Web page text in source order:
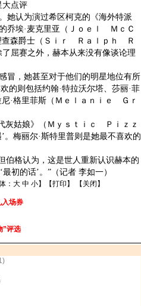
大点评
认为演过希区柯克的《海外特派
乔埃·麦克里亚（Ｊｏｅｌ ＭｃＣ
查森爵士（Ｓｉｒ Ｒａｌｐｈ Ｒ
屈赛之外，赫本从来没有像谈论理
，她甚至对于他们的明星地位有所
的则包括约翰·特拉沃尔塔、莎丽·菲
·格里菲斯（Ｍｅｌａｎｉｅ Ｇｒ
姑娘》（Ｍｙｓｔｉｃ Ｐｉｚｚ
。梅丽尔·斯特里普则是她最不喜欢的
格认为，这是世人重新认识赫本的
初的话’。”（记者 李如一）
： 大 中 小】【打印 】 【 关闭 】
入场券
”评选